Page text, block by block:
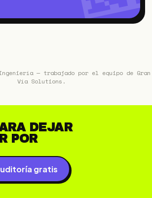
— trabajado por el equipo de Gran
Vía Solutions.
DEJAR
POR
gratis